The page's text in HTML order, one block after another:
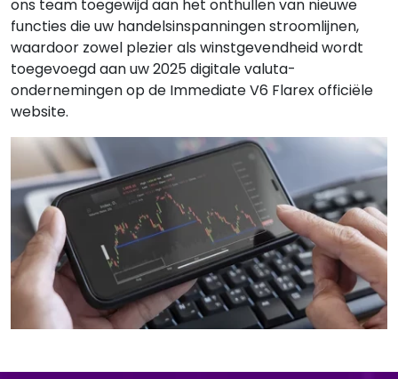
ons team toegewijd aan het onthullen van nieuwe
functies die uw handelsinspanningen stroomlijnen,
waardoor zowel plezier als winstgevendheid wordt
toegevoegd aan uw 2025 digitale valuta-
ondernemingen op de Immediate V6 Flarex officiële
website.